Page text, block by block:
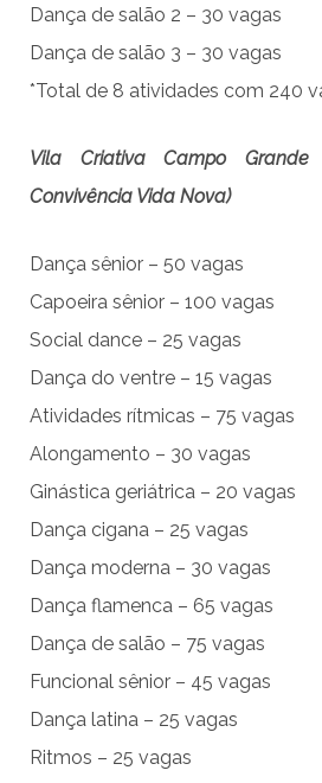
Dança de salão 2 – 30 vagas
Dança de salão 3 – 30 vagas
*Total de 8 atividades com 240
Vila Criativa Campo
Convivência Vida Nova)
Dança sênior – 50 vagas
Capoeira sênior – 100 vagas
Social dance – 25 vagas
Dança do ventre – 15 vagas
Atividades rítmicas – 75 vagas
Alongamento – 30 vagas
Ginástica geriátrica – 20 vagas
Dança cigana – 25 vagas
Dança moderna – 30 vagas
Dança flamenca – 65 vagas
Dança de salão – 75 vagas
Funcional sênior – 45 vagas
Dança latina – 25 vagas
Ritmos – 25 vagas